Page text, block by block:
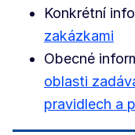
Konkrétní
zakázkami
Obecné
oblasti
pravidlech a